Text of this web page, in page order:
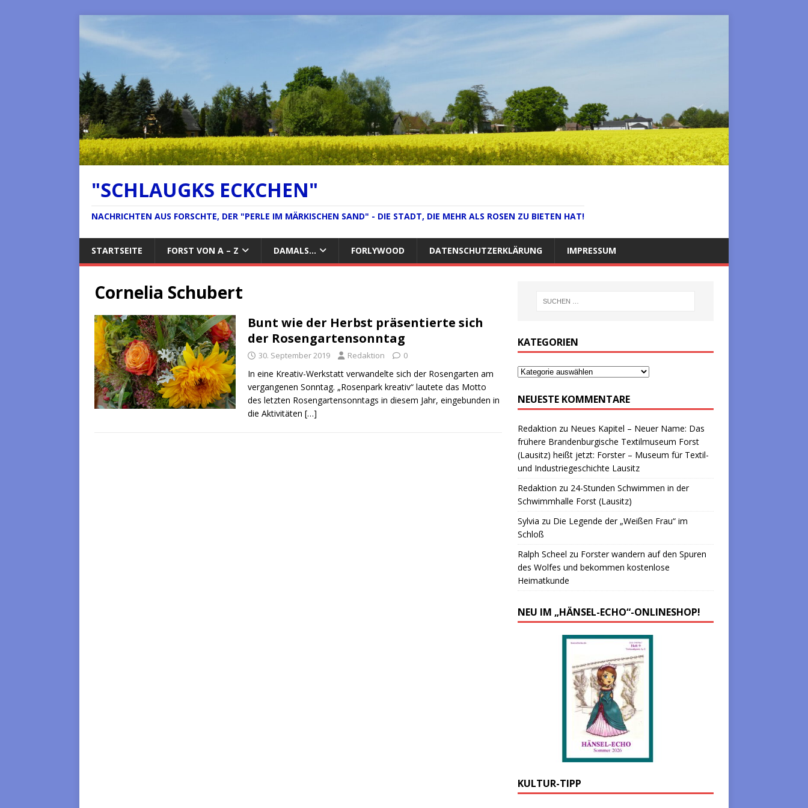
"SCHLAUGKS ECKCHEN"
NACHRICHTEN AUS FORSCHTE, DER "PERLE IM MÄRKISCHEN SAND" - DIE STADT, DIE MEHR ALS ROSEN ZU BIETEN HAT!
STARTSEITE FORST VON A – Z DAMALS… FORLYWOOD DATENSCHUTZERKLÄRUNG IMPRESSUM
Cornelia Schubert
Bunt wie der Herbst präsentierte sich
der Rosengartensonntag
30. September 2019 Redaktion 0
In eine Kreativ-Werkstatt verwandelte sich der Rosengarten am
vergangenen Sonntag. „Rosenpark kreativ“ lautete das Motto
des letzten Rosengartensonntags in diesem Jahr, eingebunden in
die Aktivitäten […]
KATEGORIEN
NEUESTE KOMMENTARE
Redaktion zu Neues Kapitel – Neuer Name: Das
frühere Brandenburgische Textilmuseum Forst
(Lausitz) heißt jetzt: Forster – Museum für Textil-
und Industriegeschichte Lausitz
Redaktion zu 24-Stunden Schwimmen in der
Schwimmhalle Forst (Lausitz)
Sylvia zu Die Legende der „Weißen Frau“ im
Schloß
Ralph Scheel zu Forster wandern auf den Spuren
des Wolfes und bekommen kostenlose
Heimatkunde
NEU IM „HÄNSEL-ECHO“-ONLINESHOP!
KULTUR-TIPP